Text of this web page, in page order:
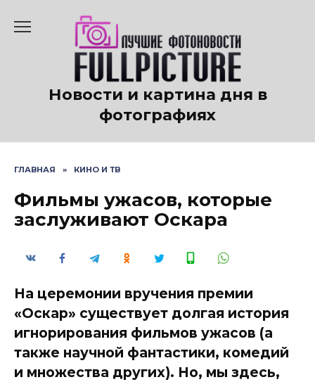
содержанию
Новости и картина дня в
фотографиях
ГЛАВНАЯ » КИНО И ТВ
Фильмы ужасов, которые
заслуживают Оскара
На церемонии вручения премии
«Оскар» существует долгая история
игнорирования фильмов ужасов (а
также научной фантастики, комедий
и множества других). Но, мы здесь,